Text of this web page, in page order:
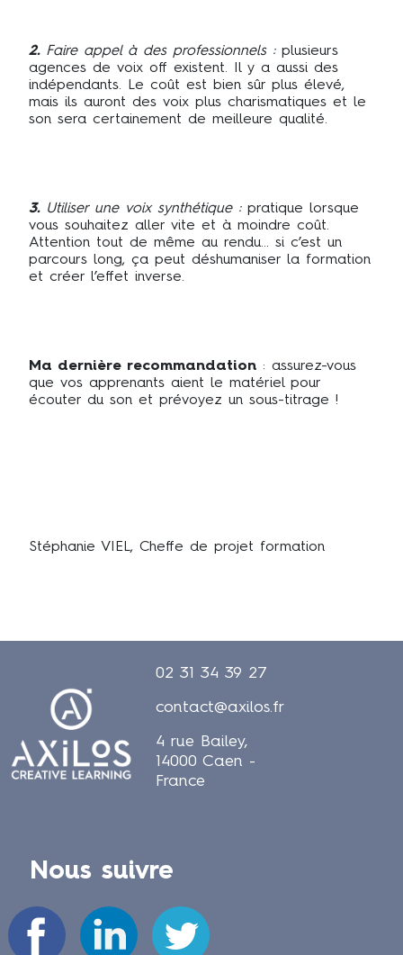
2.Faire appel à des professionnels: plusieurs
agences de voix off existent. Il y a aussi des
indépendants. Le coût est bien sûr plus élevé,
mais ils auront des voix plus charismatiques et le
son sera certainement de meilleure qualité.
3.Utiliser une voix synthétique : pratique lorsque
vous souhaitez aller vite et à moindre coût.
Attention tout de même au rendu… si c’est un
parcours long, ça peut déshumaniser la formation
et créer l’effet inverse.
Ma dernière recommandation : assurez-vous
que vos apprenants aient le matériel pour
écouter du son et prévoyez un sous-titrage !
Stéphanie VIEL, Cheffe de projet formation
02 31 34 39 27
contact@axilos.fr
4 rue Bailey,
14000 Caen -
France
Nous suivre